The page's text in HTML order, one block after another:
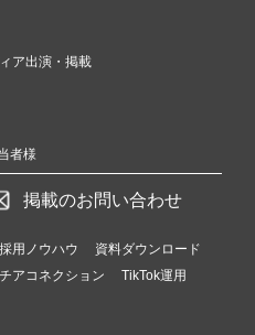
ア出演・掲載
者様
掲載のお問い合わせ
採用ノウハウ
資料ダウンロード
チアコネクション
TikTok運用